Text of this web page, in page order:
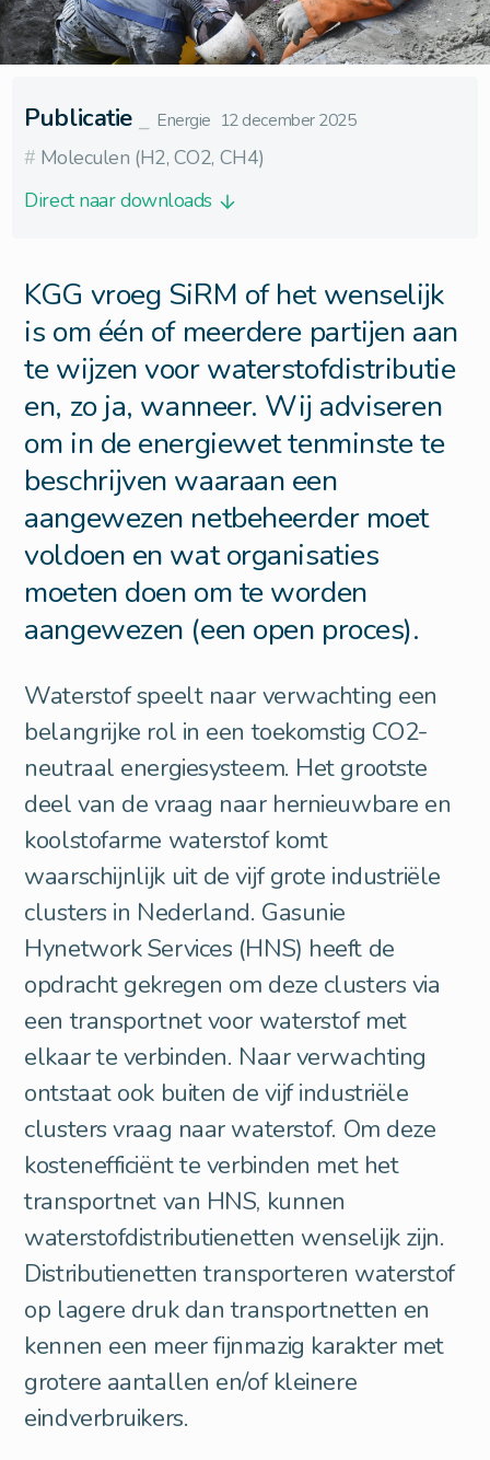
Publicatie Energie 12 december 2025
# Moleculen (H2, CO2, CH4)
Direct naar downloads
KGG vroeg SiRM of het wenselijk
is om één of meerdere partijen aan
te wijzen voor waterstofdistributie
en, zo ja, wanneer. Wij adviseren
om in de energiewet tenminste te
beschrijven waaraan een
aangewezen netbeheerder moet
voldoen en wat organisaties
moeten doen om te worden
aangewezen (een open proces).
Waterstof speelt naar verwachting een
belangrijke rol in een toekomstig CO2-
neutraal energiesysteem. Het grootste
deel van de vraag naar hernieuwbare en
koolstofarme waterstof komt
waarschijnlijk uit de vijf grote industriële
clusters in Nederland. Gasunie
Hynetwork Services (HNS) heeft de
opdracht gekregen om deze clusters via
een transportnet voor waterstof met
elkaar te verbinden. Naar verwachting
ontstaat ook buiten de vijf industriële
clusters vraag naar waterstof. Om deze
kostenefficiënt te verbinden met het
transportnet van HNS, kunnen
waterstofdistributienetten wenselijk zijn.
Distributienetten transporteren waterstof
op lagere druk dan transportnetten en
kennen een meer fijnmazig karakter met
grotere aantallen en/of kleinere
eindverbruikers.